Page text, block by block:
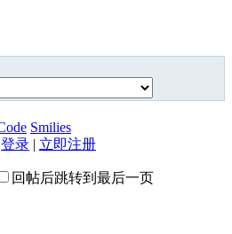
Smilies
登录 | 立即注册
回帖后跳转到最后一页